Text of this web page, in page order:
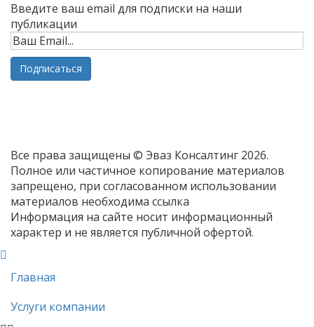
Введите ваш email для подписки на наши
публикации
Все права защищены © Эваз Консалтинг 2026.
Полное или частичное копирование материалов
запрещено, при согласованном использовании
материалов необходима ссылка
Информация на сайте носит информационный
характер и не является публичной офертой.
Главная
Услуги компании